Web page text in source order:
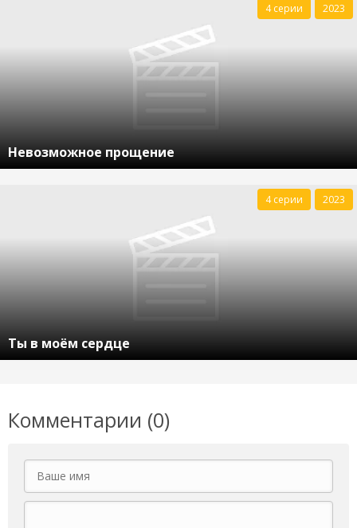
Невозможное прощение
4 серии 2023
Ты в моём сердце
4 серии 2023
Комментарии (0)